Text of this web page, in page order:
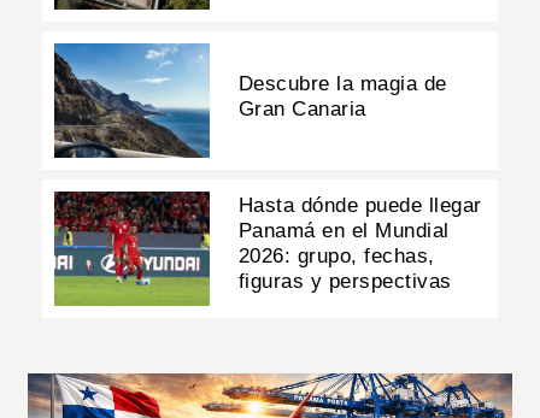
Descubre la magia de
Gran Canaria
Hasta dónde puede llegar
Panamá en el Mundial
2026: grupo, fechas,
figuras y perspectivas